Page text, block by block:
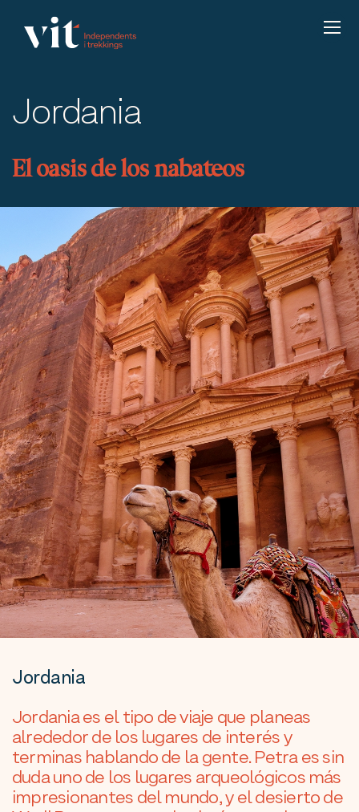
Jordania
El oasis de los nabateos
Jordania
Jordania es el tipo de viaje que planeas
alrededor de los lugares de interés y
terminas hablando de la gente. Petra es sin
duda uno de los lugares arqueológicos más
impresionantes del mundo, y el desierto de